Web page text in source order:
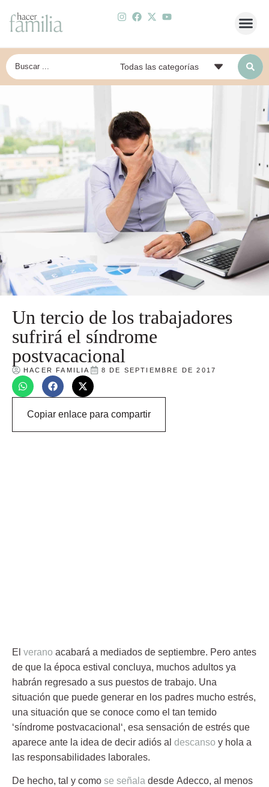
Un tercio de los trabajadores
sufrirá el síndrome
postvacacional
HACER FAMILIA 8 DE SEPTIEMBRE DE 2017
Copiar enlace para compartir
El verano acabará a mediados de septiembre. Pero antes
de que la época estival concluya, muchos adultos ya
habrán regresado a sus puestos de trabajo. Una
situación que puede generar en los padres mucho estrés,
una situación que se conoce como el tan temido
‘síndrome postvacacional ‘, esa sensación de estrés que
aparece ante la idea de decir adiós al descanso y hola a
las responsabilidades laborales.
De hecho, tal y como se señala desde Adecco, al menos